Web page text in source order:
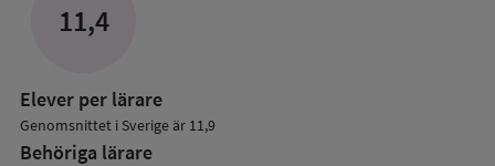
11,4
Elever per lärare
Genomsnittet i Sverige är 11,9
Behöriga lärare